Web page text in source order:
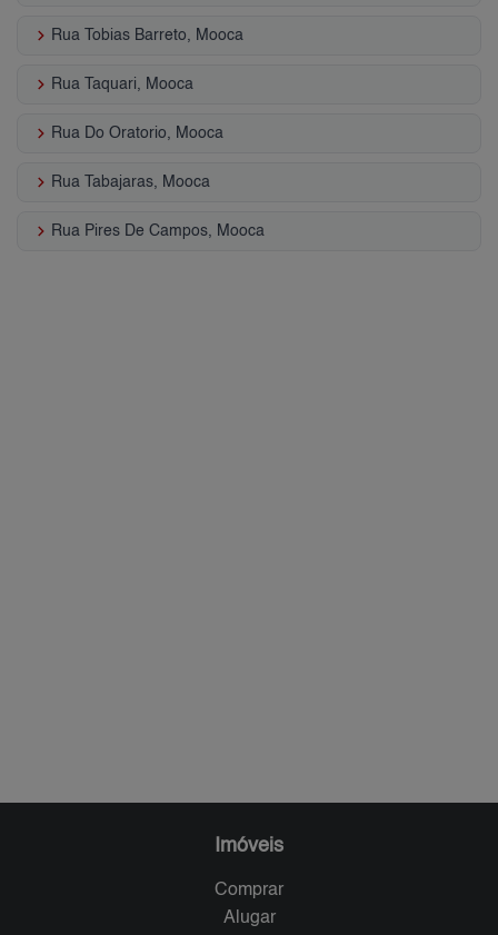
keyboard_arrow_right Rua Tobias Barreto, Mooca
keyboard_arrow_right Rua Taquari, Mooca
keyboard_arrow_right Rua Do Oratorio, Mooca
keyboard_arrow_right Rua Tabajaras, Mooca
keyboard_arrow_right Rua Pires De Campos, Mooca
Imóveis
Comprar
Alugar